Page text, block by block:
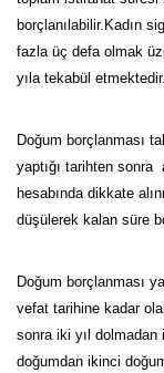
borçlanılabilir.Kadın
fazla üç defa olmak
yıla tekabül
Doğum borçlanması
yaptığı tarihten sonra
hesabında dikkate
düşülerek kalan süre
Doğum borçlanması
vefat tarihine kadar
sonra iki yıl dolmadan
doğumdan ikinci